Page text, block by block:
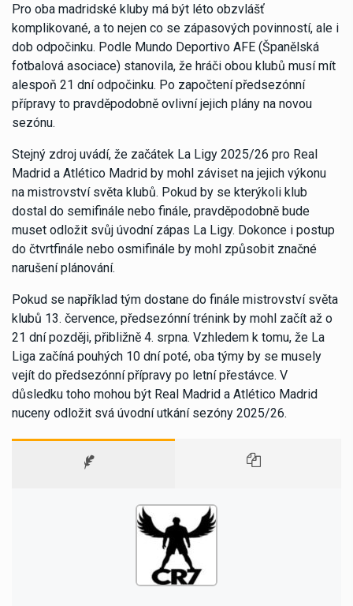
Pro oba madridské kluby má být léto obzvlášť
komplikované, a to nejen co se zápasových povinností, ale i
dob odpočinku. Podle Mundo Deportivo AFE (Španělská
fotbalová asociace) stanovila, že hráči obou klubů musí mít
alespoň 21 dní odpočinku. Po započtení předsezónní
přípravy to pravděpodobně ovlivní jejich plány na novou
sezónu.
Stejný zdroj uvádí, že začátek La Ligy 2025/26 pro Real
Madrid a Atlético Madrid by mohl záviset na jejich výkonu
na mistrovství světa klubů. Pokud by se kterýkoli klub
dostal do semifinále nebo finále, pravděpodobně bude
muset odložit svůj úvodní zápas La Ligy. Dokonce i postup
do čtvrtfinále nebo osmifinále by mohl způsobit značné
narušení plánování.
Pokud se například tým dostane do finále mistrovství světa
klubů 13. července, předsezónní trénink by mohl začít až o
21 dní později, přibližně 4. srpna. Vzhledem k tomu, že La
Liga začíná pouhých 10 dní poté, oba týmy by se musely
vejít do předsezónní přípravy po letní přestávce. V
důsledku toho mohou být Real Madrid a Atlético Madrid
nuceny odložit svá úvodní utkání sezóny 2025/26.